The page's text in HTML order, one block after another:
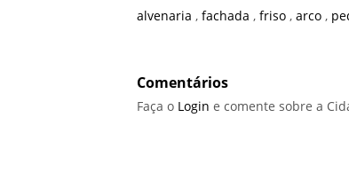
alvenaria,fachada,friso,arco,
Comentários
Faça o Login e comente sobre a